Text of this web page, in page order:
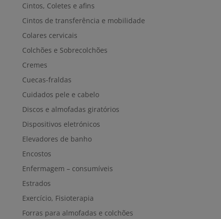
Cintos, Coletes e afins
Cintos de transferência e mobilidade
Colares cervicais
Colchões e Sobrecolchões
Cremes
Cuecas-fraldas
Cuidados pele e cabelo
Discos e almofadas giratórios
Dispositivos eletrónicos
Elevadores de banho
Encostos
Enfermagem – consumíveis
Estrados
Exercício, Fisioterapia
Forras para almofadas e colchões